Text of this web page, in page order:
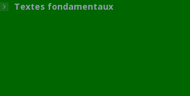
Textes fondamentaux